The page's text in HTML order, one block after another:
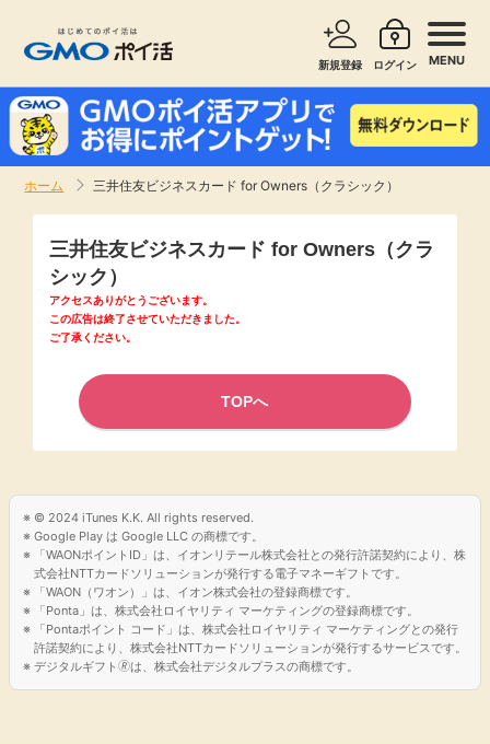
新規登録 ログイン MENU
ホーム 三井住友ビジネスカード for Owners（クラシック）
新着
高還元
アンケート
ゲーム
買い物
サービスで探す ショッピングで探す
無料サービス
エンタメ
クレジットカード
引っ越し
買取・査定
学び
三井住友ビジネスカード for Owners（クラ
シック）
アクセスありがとうございます。
この広告は終了させていただきました。
ご了承ください。
TOPへ
© 2024 iTunes K.K. All rights reserved.
Google Play は Google LLC の商標です。
「WAONポイントID」は、イオンリテール株式会社との発行許諾契約により、株
式会社NTTカードソリューションが発行する電子マネーギフトです。
「WAON（ワオン）」は、イオン株式会社の登録商標です。
「Ponta」は、株式会社ロイヤリティ マーケティングの登録商標です。
「Pontaポイント コード」は、株式会社ロイヤリティ マーケティングとの発行
許諾契約により、株式会社NTTカードソリューションが発行するサービスです。
デジタルギフト🄬は、株式会社デジタルプラスの商標です。